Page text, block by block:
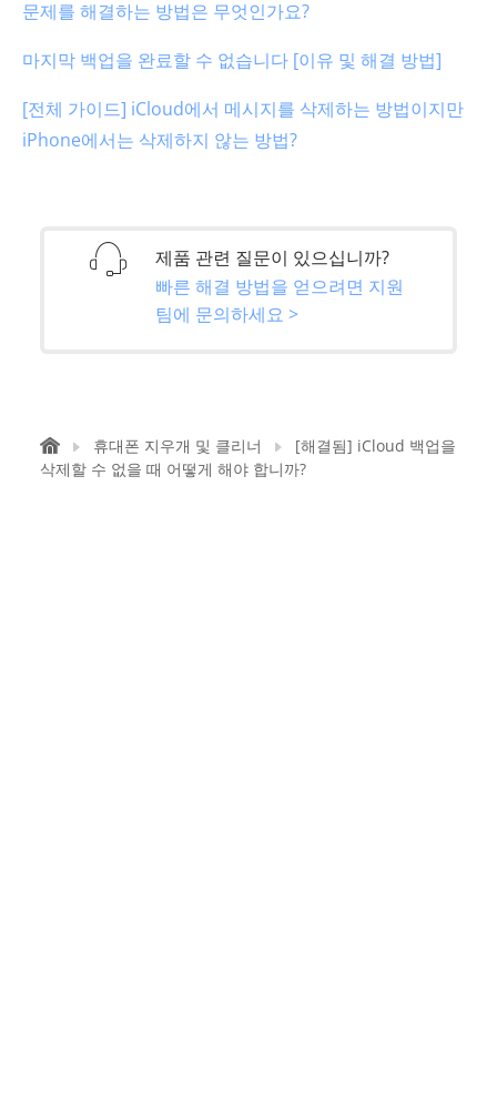
문제를 해결하는 방법은 무엇인가요?
마지막 백업을 완료할 수 없습니다 [이유 및 해결 방법]
[전체 가이드] iCloud에서 메시지를 삭제하는 방법이지만
iPhone에서는 삭제하지 않는 방법?
제품 관련 질문이 있으십니까?
빠른 해결 방법을 얻으려면 지원
팀에 문의하세요 >
휴대폰 지우개 및 클리너
[해결됨] iCloud 백업을
삭제할 수 없을 때 어떻게 해야 합니까?